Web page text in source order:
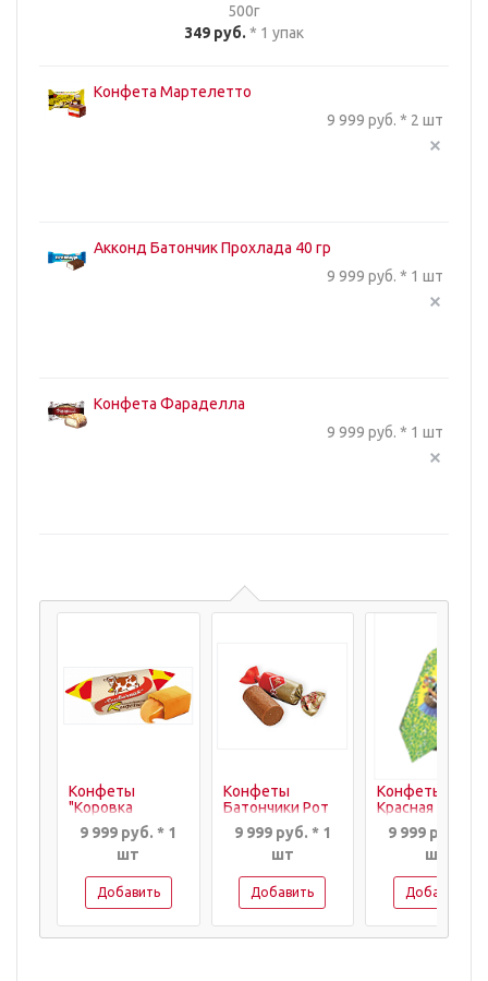
500г
349 руб. * 1 упак
Конфета Мартелетто
9 999 руб. * 2 шт
Акконд Батончик Прохлада 40 гр
9 999 руб. * 1 шт
Конфета Фараделла
9 999 руб. * 1 шт
Конфеты
"Коровка
Александровская"
сливочная, шт
9 999 руб. * 1
шт
Добавить
Конфеты
Батончики Рот
Фронт, шт
9 999 руб. * 1
шт
Добавить
Конфеты
Красная
Шапочка, шт.
9 999 руб. * 1
шт
Добавить